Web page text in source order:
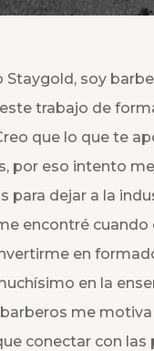
soy
trabajo de
que lo que te
por eso intento
para dejar a la
encontré cuando
en
en la
me
conectar con las